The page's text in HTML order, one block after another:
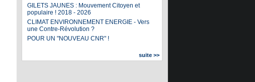
GILETS JAUNES : Mouvement Citoyen et
populaire ! 2018 - 2026
CLIMAT ENVIRONNEMENT ENERGIE - Vers
une Contre-Révolution ?
POUR UN "NOUVEAU CNR" !
suite >>